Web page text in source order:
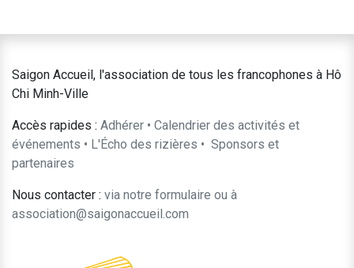
Saigon Accueil, l'association de tous les francophones à Hô
Chi Minh-Ville
Accès rapides : Adhérer • Calendrier des activités et
événements • L'Écho des rizières • ​Sponsors et
partenaires​​
Nous contacter : ​via notre formulaire ou à
association@saigonaccueil.com